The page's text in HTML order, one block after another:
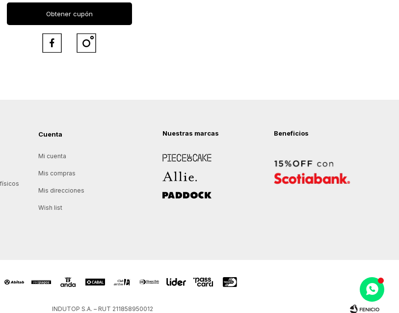
Cuenta
Mi cuenta
Mis compras
Mis direcciones
Wish list
Nuestras marcas
Piece of Cake
Allie
Paddock
Beneficios
Obtener cupón
 
INDUTOP S.A. – RUT 211858950012